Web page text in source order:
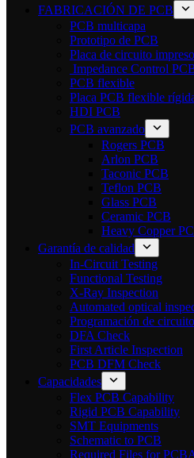
FABRICACIÓN DE PCB
PCB multicapa
Prototipo de PCB
Placa de circuito
Impedance Control
PCB flexible
Placa PCB flexible
HDI PCB
PCB avanzado
Rogers PCB
Arlon PCB
Taconic PCB
Teflon PCB
Glass PCB
Ceramic PCB
Heavy Copper
Garantía de calidad
In-Circuit Testing
Functional Testing
X-Ray Inspection
Automated optical
Programación de
DFA Check
First Article Inspection
PCB DFM Check
Capacidades
Flex PCB Capability
Rigid PCB Capability
SMT Equipments
Schematic to PCB
Required Files for